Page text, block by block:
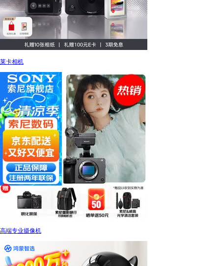
莱卡相机
高端专业摄像机